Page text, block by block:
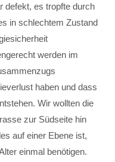
defekt, es tropfte durch
in schlechtem Zustand
werden im
haben und dass
Wir wollten die
zur Südseite hin
auf einer Ebene ist,
einmal benötigen.